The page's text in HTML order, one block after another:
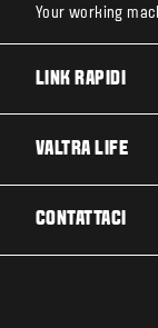
Your working
LINK RAPIDI
TECNOLOGIE
VALTRA LIFE
CONTATTACI
PRENOTA UN